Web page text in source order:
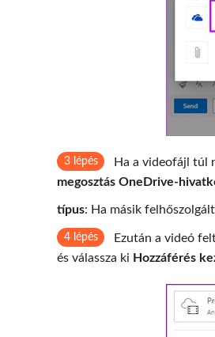
3 lépés Ha a videofájl túl
megosztás OneDrive-
típus: Ha másik
4 lépés Ezután a videó
és válassza ki Hozzáférés